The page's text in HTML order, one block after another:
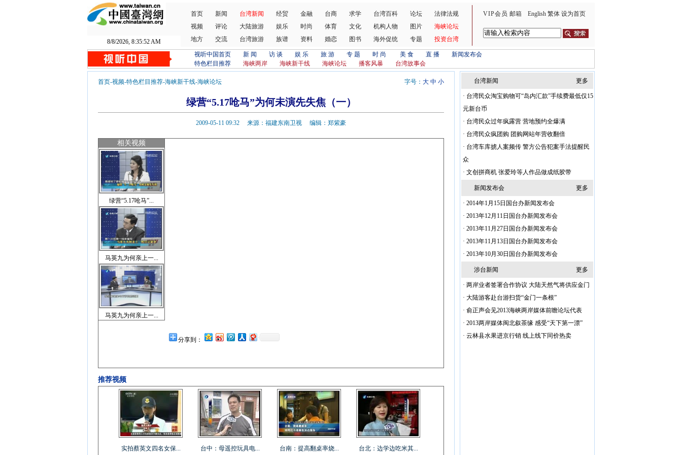
8/8/2026, 8:35:53 AM
首页 新闻 台湾新闻 经贸 金融 台商 求学 台湾百科 论坛
法律法规
视频
评论 大陆旅游 娱乐 时尚 体育 文化 机构人物 图片
海峡论坛
地方
交流 台湾旅游 族谱 资料 婚恋 图书 海外促统 专题 投资台湾
VIP会员 邮箱 English 繁体 设为首页
视听中国首页 新 闻 访 谈 娱 乐 旅 游 专 题 时 尚 美 食 直 播
新闻发布会
特色栏目推荐
海峡两岸 海峡新干线 海峡论坛 播客风暴 台湾故事会
字号： 大 中 小
首页-视频-特色栏目推荐-海峡新干线-海峡论坛
绿营“5.17呛马”为何未演先失焦（一）
2009-05-11 09:32 来源：福建东南卫视 编辑：郑紫豪
分享到：
相关视频
绿营“5.17呛马”...
马英九为何亲上一...
马英九为何亲上一...
推荐视频
实拍蔡英文四名女保... 台中：母遥控玩具电... 台南：提高翻桌率烧... 台北：边学边吃米其...
更多
台湾新闻
· 台湾民众淘宝购物可“岛内汇款”手续费最低仅15
元新台币
· 台湾民众过年疯露营 营地预约全爆满
· 台湾民众疯团购 团购网站年营收翻倍
· 台湾车库掳人案频传 警方公告犯案手法提醒民
众
· 文创拼商机 张爱玲等人作品做成纸胶带
更多
新闻发布会
· 2014年1月15日国台办新闻发布会
· 2013年12月11日国台办新闻发布会
· 2013年11月27日国台办新闻发布会
· 2013年11月13日国台办新闻发布会
· 2013年10月30日国台办新闻发布会
更多
涉台新闻
· 两岸业者签署合作协议 大陆天然气将供应金门
· 大陆游客赴台游扫货“金门一条根”
· 俞正声会见2013海峡两岸媒体前瞻论坛代表
· 2013两岸媒体闽北叙茶缘 感受“天下第一漂”
· 云林县水果进京行销 线上线下同价热卖